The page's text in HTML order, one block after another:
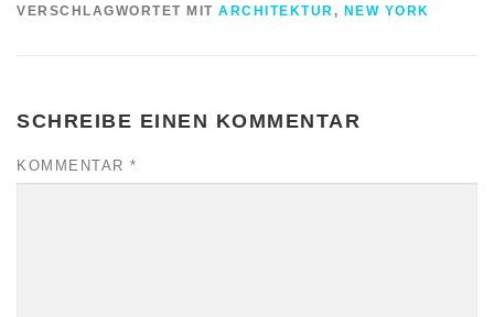
VERSCHLAGWORTET MIT ARCHITEKTUR , NEW YORK
SCHREIBE EINEN KOMMENTAR
KOMMENTAR *